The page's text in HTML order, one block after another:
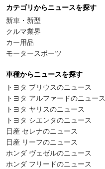
カテゴリからニュースを探す
新車・新型
クルマ業界
カー用品
モータースポーツ
車種からニュースを探す
トヨタ プリウスのニュース
トヨタ アルファードのニュース
トヨタ ヤリスのニュース
トヨタ シエンタのニュース
日産 セレナのニュース
日産 リーフのニュース
ホンダ ヴェゼルのニュース
ホンダ フリードのニュース